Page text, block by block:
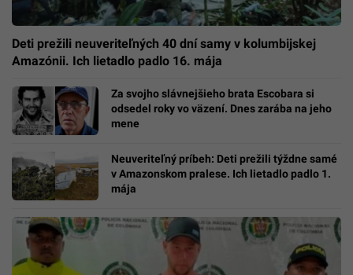
Deti prežili neuveriteľných 40 dní samy v kolumbijskej
Amazónii. Ich lietadlo padlo 16. mája
Za svojho slávnejšieho brata Escobara si
odsedel roky vo väzení. Dnes zarába na jeho
mene
Neuveriteľný príbeh: Deti prežili týždne samé
v Amazonskom pralese. Ich lietadlo padlo 1.
mája